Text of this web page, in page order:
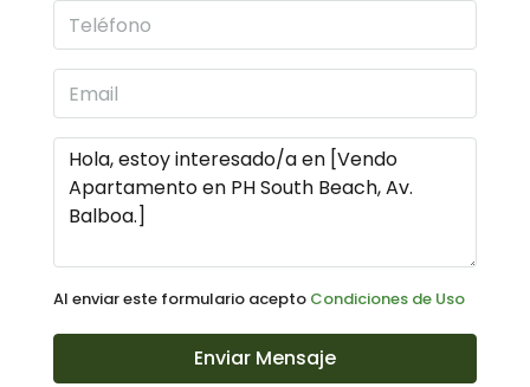
Al enviar este formulario acepto Condiciones de Uso
Enviar Mensaje